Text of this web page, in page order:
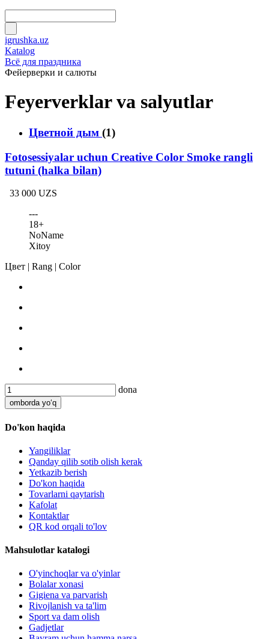
igrushka.uz
Katalog
Всё для праздника
Фейерверки и салюты
Feyerverklar va salyutlar
Цветной дым (1)
Fotosessiyalar uchun Creative Color Smoke rangli
tutuni (halka bilan)
33 000 UZS
---
18+
NoName
Xitoy
Цвет | Rang | Color
dona
omborda yo‘q
Do'kon haqida
Yangiliklar
Qanday qilib sotib olish kerak
Yetkazib berish
Do'kon haqida
Tovarlarni qaytarish
Kafolat
Kontaktlar
QR kod orqali to'lov
Mahsulotlar katalogi
O'yinchoqlar va o'yinlar
Bolalar xonasi
Gigiena va parvarish
Rivojlanish va ta'lim
Sport va dam olish
Gadjetlar